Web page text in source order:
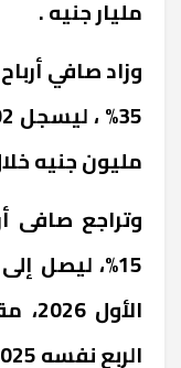
مليار جنيه .
وزاد صافي
مليون جنيه
وتراجع صافى
الربع نفسه 2025.